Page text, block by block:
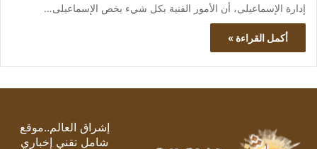
إدارة الإسماعيلى، أن الأمور الفنية بكل شيء يخص الإسماعيلى…
أكمل القراءة »
إشراق العالم..موقع
شامل تقني إخباري